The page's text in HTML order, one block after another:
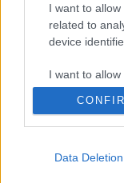
I want to
related to
device
I want to
related to
I want to
Data Deletion